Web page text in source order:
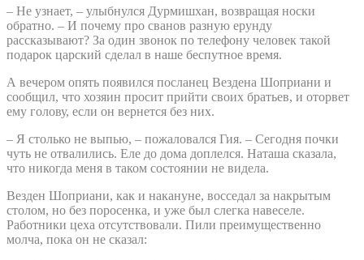
– Не узнает, – улыбнулся Дурмишхан, возвращая носки
обратно. – И почему про сванов разную ерунду
рассказывают? За один звонок по телефону человек такой
подарок царский сделал в наше беспутное время.
А вечером опять появился посланец Вездена Шоприани и
сообщил, что хозяин просит прийти своих братьев, и оторвет
ему голову, если он вернется без них.
– Я столько не выпью, – пожаловался Гия. – Сегодня почки
чуть не отвалились. Еле до дома доплелся. Наташа сказала,
что никогда меня в таком состоянии не видела.
Везден Шоприани, как и накануне, восседал за накрытым
столом, но без поросенка, и уже был слегка навеселе.
Работники цеха отсутствовали. Пили преимущественно
молча, пока он не сказал: